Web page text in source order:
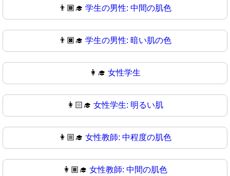
👨🏾‍🎓 学生の男性: 中間の肌色
👨🏿‍🎓 学生の男性: 暗い肌の色
👩‍🎓 女性学生
👩🏻‍🎓 女性学生: 明るい肌
👩🏼‍🎓 女性教師: 中程度の肌色
👩🏽‍🎓 女性教師: 中間の肌色